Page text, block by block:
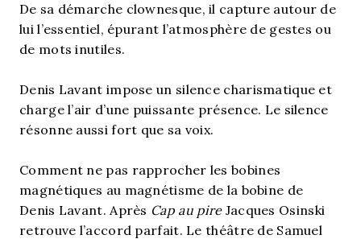
De sa démarche clownesque, il capture autour de
lui l’essentiel, épurant l’atmosphère de gestes ou
de mots inutiles.
Denis Lavant impose un silence charismatique et
charge l’air d’une puissante présence. Le silence
résonne aussi fort que sa voix.
Comment ne pas rapprocher les bobines
magnétiques au magnétisme de la bobine de
Denis Lavant. Après Cap au pireJacques Osinski
retrouve l’accord parfait. Le théâtre de Samuel